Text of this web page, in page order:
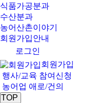
식품가공분과
수산분과
농어산촌이야기
회원가입안내
로그인
회원가입
행사/교육 참여신청
농어업 애로/건의
TOP